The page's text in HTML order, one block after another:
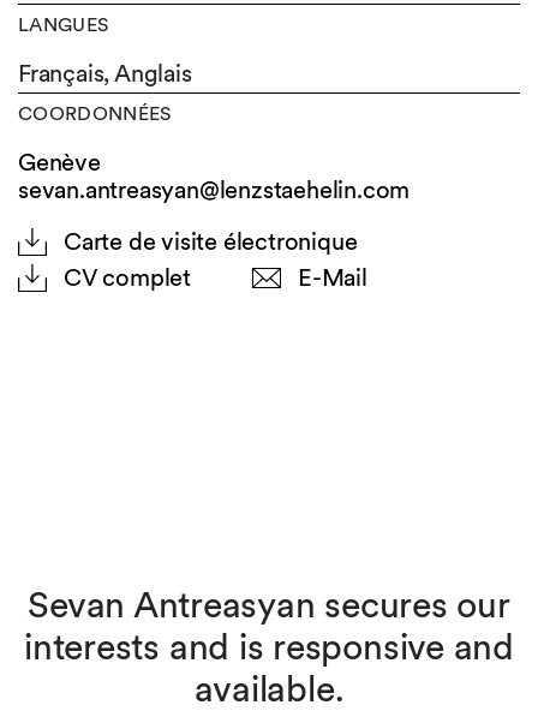
LANGUES
Français,Anglais
COORDONNÉES
Genève
sevan.antreasyan@lenzstaehelin.com
Carte de visite électronique
CV complet
E-Mail
Sevan Antreasyan secures our
interests and is responsive and
available.